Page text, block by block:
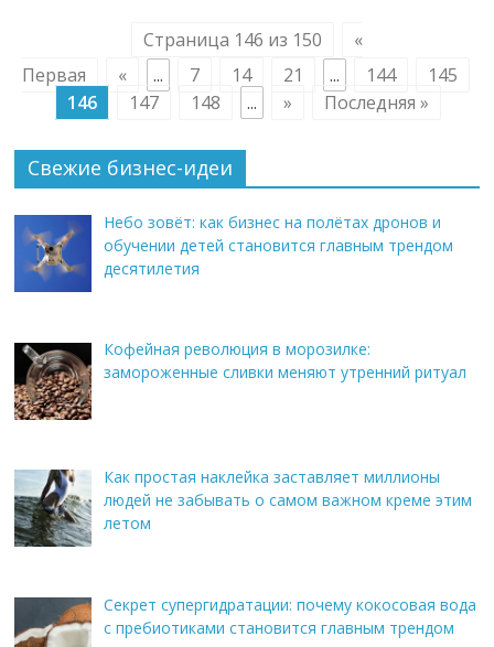
Страница 146 из 150
«
Первая
« ... 7 14 21 ... 144
145
146
147 148 ... » Последняя »
Свежие бизнес-идеи
Небо зовёт: как бизнес на полётах дронов и
обучении детей становится главным трендом
десятилетия
Кофейная революция в морозилке:
замороженные сливки меняют утренний ритуал
Как простая наклейка заставляет миллионы
людей не забывать о самом важном креме этим
летом
Секрет супергидратации: почему кокосовая вода
с пребиотиками становится главным трендом